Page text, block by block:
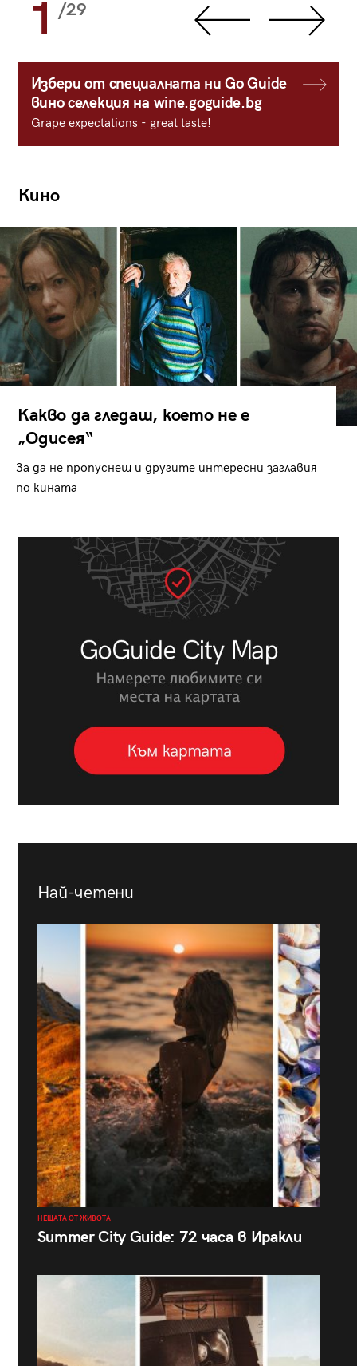
1 /29
Избери от специалната ни Go Guide
вино селекция на wine.goguide.bg
Grape expectations - great taste!
Кино
Какво да гледаш, което не е
„Одисея“
За да не пропуснеш и другите интересни заглавия
по кината
Най-четени
НЕЩАТА ОТ ЖИВОТА
Summer City Guide: 72 часа в Иракли